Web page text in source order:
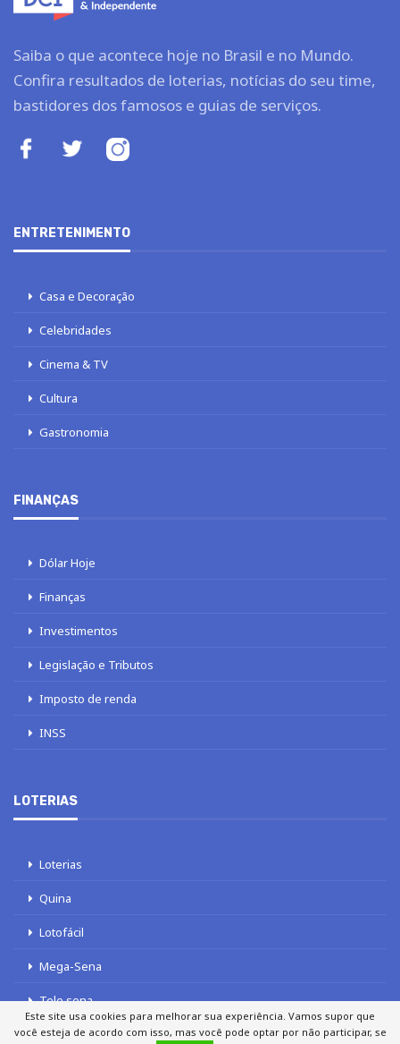
Saiba o que acontece hoje no Brasil e no Mundo.
Confira resultados de loterias, notícias do seu time,
bastidores dos famosos e guias de serviços.
ENTRETENIMENTO
Casa e Decoração
Celebridades
Cinema & TV
Cultura
Gastronomia
FINANÇAS
Dólar Hoje
Finanças
Investimentos
Legislação e Tributos
Imposto de renda
INSS
LOTERIAS
Loterias
Quina
Lotofácil
Mega-Sena
Tele sena
Este site usa cookies para melhorar sua experiência. Vamos supor que
você esteja de acordo com isso, mas você pode optar por não participar, se